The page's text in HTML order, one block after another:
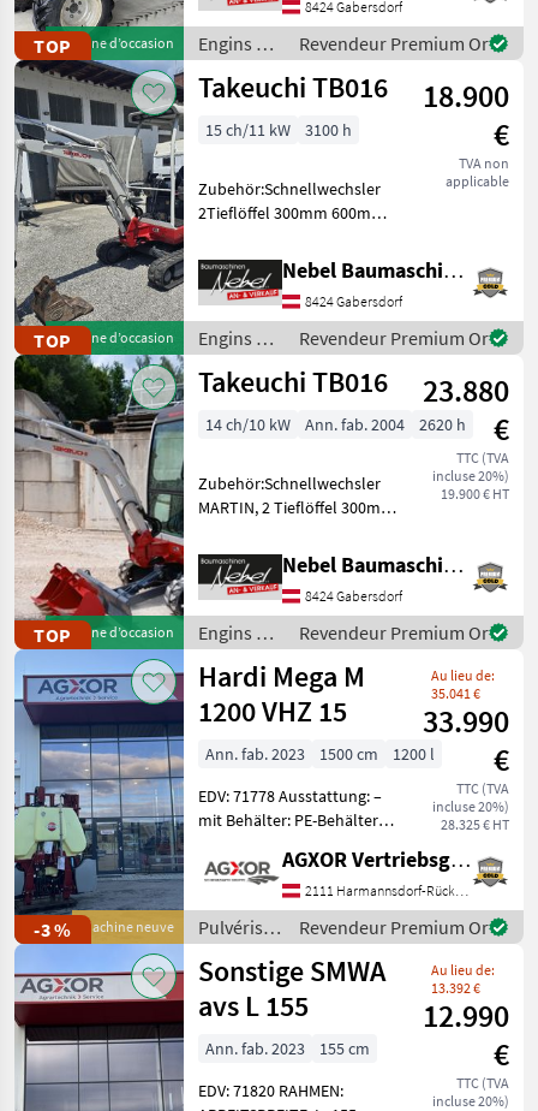
TOPMachine d’occasion
Carburant: Engins de
chantier Tom
8424 Gabersdorf
Engins de
chantier /
Neuson
Revendeur Premium Or
TOPMachine d’occasion
Takeuchi TB016
18.900
€
TVA non
applicable
15 ch/11 kW 3100 h
Zubehör:Schnellwechsler
2Tieflöffel 300mm 600mm
Böschungslöffel 800mm
Engins de chantier Mini-
pelles
Nebel Baumaschinen
8424 Gabersdorf
Engins de
chantier /
Takeuchi
Revendeur Premium Or
TOPMachine d’occasion
Takeuchi TB016
23.880
€
TTC (TVA
incluse 20%)
19.900 € HT
14 ch/10 kW Ann. fab. 2004 2620 h
Zubehör:Schnellwechsler
MARTIN, 2 Tieflöffel 300mm
Böschungslöffel 1000
Engins de chantier Mini-
pelles
Nebel Baumaschinen
8424 Gabersdorf
Engins de
chantier /
Takeuchi
Revendeur Premium Or
-3 % Machine neuve
Hardi Mega M
1200 VHZ 15
Au lieu de:
35.041 €
33.990
€
TTC (TVA
incluse 20%)
28.325 € HT
Ann. fab. 2023 1500 cm
1200 l
EDV: 71778 Ausstattung: –
mit Behälter: PE-Behälter
Schwerpunkt,
trichterförmig zur
vollständigen Entleerung –
mit Spülwasserbehälter:
170 l, i
AGXOR Vertriebsgesellschaft Ost GmbH
2111 Harmannsdorf-Rückersdorf
Pulvérisateurs
et
atomiseurs
/ Hardi
Revendeur Premium Or
Sonstige SMWA
avs L 155
Au lieu de:
13.392 €
12.990
€
TTC (TVA
incluse 20%)
Ann. fab. 2023
155 cm
EDV: 71820 RAHMEN: